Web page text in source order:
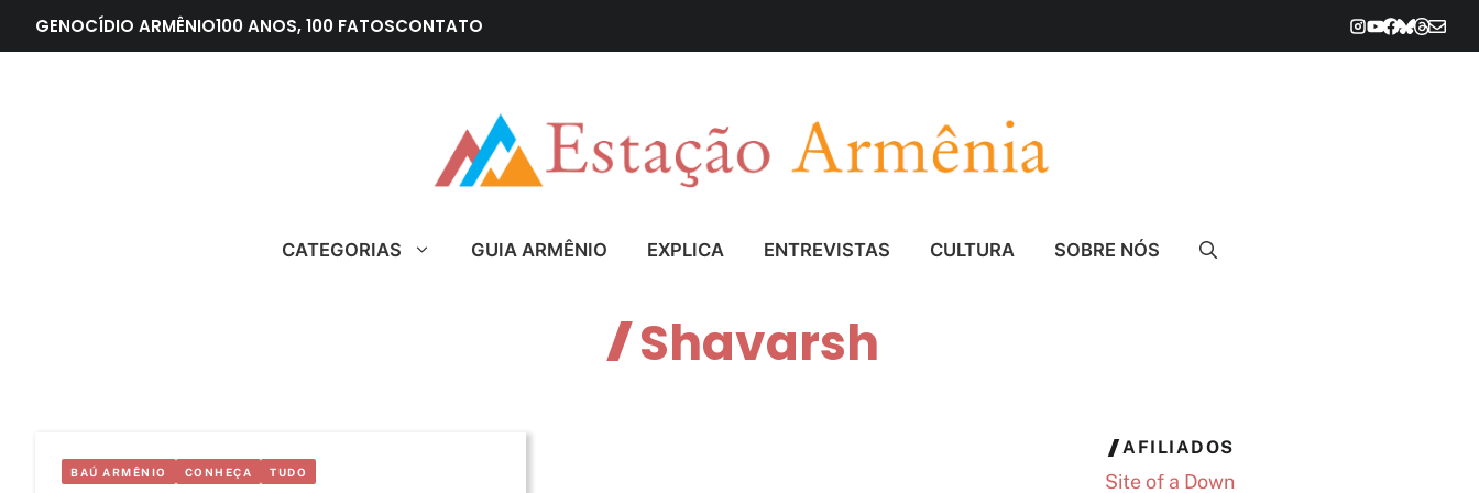
para
GENOCÍDIO ARMÊNIO100 ANOS, 100 FATOSCONTATO
CATEGORIAS GUIA ARMÊNIO EXPLICA ENTREVISTAS CULTURA SOBRE NÓS
Shavarsh
BAÚ ARMÊNIO CONHEÇA TUDO
AFILIADOS
Site of a Down